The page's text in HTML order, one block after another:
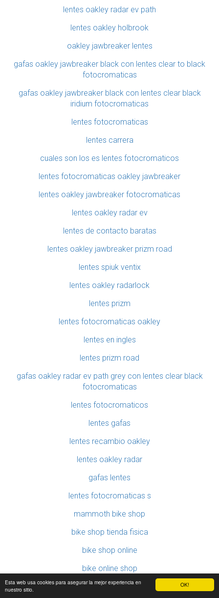
OK!
Esta web usa cookies para asegurar la mejor experiencia en
nuestro sitio.
lentes oakley radar ev path
lentes oakley holbrook
oakley jawbreaker lentes
gafas oakley jawbreaker black con lentes clear to black
fotocromaticas
gafas oakley jawbreaker black con lentes clear black
iridium fotocromaticas
lentes fotocromaticas
lentes carrera
cuales son los es lentes fotocromaticos
lentes fotocromaticas oakley jawbreaker
lentes oakley jawbreaker fotocromaticas
lentes oakley radar ev
lentes de contacto baratas
lentes oakley jawbreaker prizm road
lentes spiuk ventix
lentes oakley radarlock
lentes prizm
lentes fotocromaticas oakley
lentes en ingles
lentes prizm road
gafas oakley radar ev path grey con lentes clear black
fotocromaticas
lentes fotocromaticos
lentes gafas
lentes recambio oakley
lentes oakley radar
gafas lentes
lentes fotocromaticas s
mammoth bike shop
bike shop tienda fisica
bike shop online
bike online shop
bike shop espana